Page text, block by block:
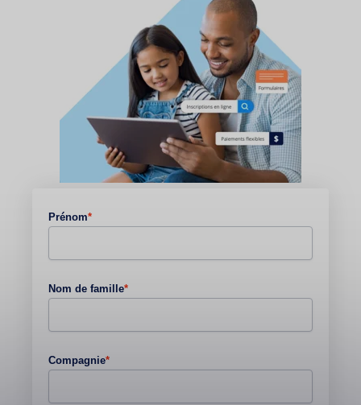
Prénom*
Nom de famille*
Compagnie*